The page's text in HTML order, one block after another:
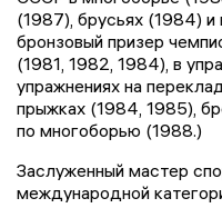
(1987), брусьях (1984) и
бронзовый призер
(1981, 1982, 1984), в
упражнениях на
прыжках (1984, 1985),
по многоборью (1988.)
Заслуженный мастер
международной